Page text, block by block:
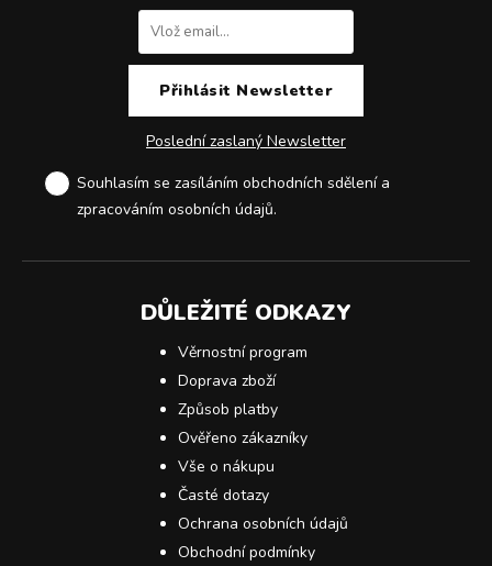
Poslední zaslaný Newsletter
Souhlasím se zasíláním obchodních sdělení a
zpracováním osobních údajů.
DŮLEŽITÉ ODKAZY
Věrnostní program
Doprava zboží
Způsob platby
Ověřeno zákazníky
Vše o nákupu
Časté dotazy
Ochrana osobních údajů
Obchodní podmínky